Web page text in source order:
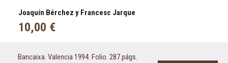
Joaquín Bérchez y Francesc Jarque
10,00 €
Bancaixa. Valencia 1994. Folio. 287 págs.